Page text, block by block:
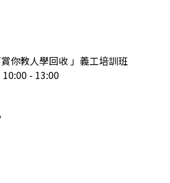
你教人學回收 」義工培訓班
- 13:00